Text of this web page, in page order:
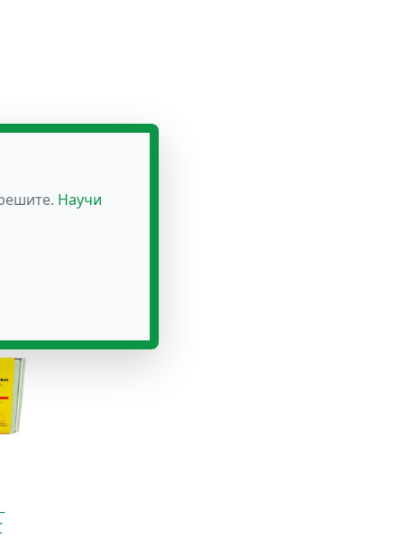
Научи